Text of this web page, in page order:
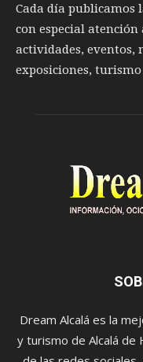
Cada día publicamos
con especial
actividades, eventos,
exposiciones,
Dream Alcalá es la
y turismo de Alcalá de